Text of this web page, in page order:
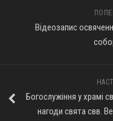
Відеозапис
Богослужіння у храмі
нагоди свята свв.